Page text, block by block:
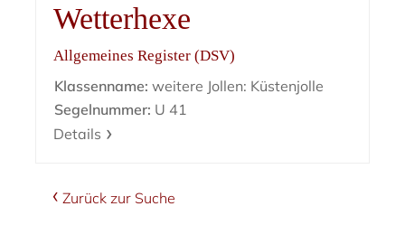
Wetterhexe
Allgemeines Register (DSV)
Klassenname: weitere Jollen: Küstenjolle
Segelnummer: U 41
Details
Zurück zur Suche